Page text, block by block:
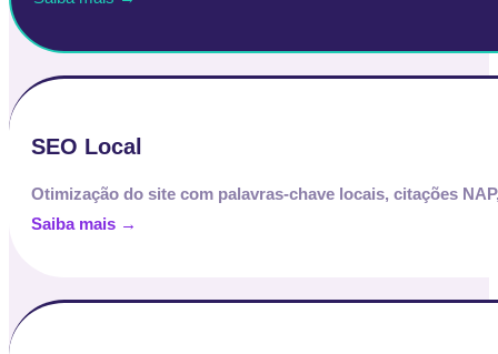
SEO Local
Otimização do site com palavras-chave locais, citações
Saiba mais →